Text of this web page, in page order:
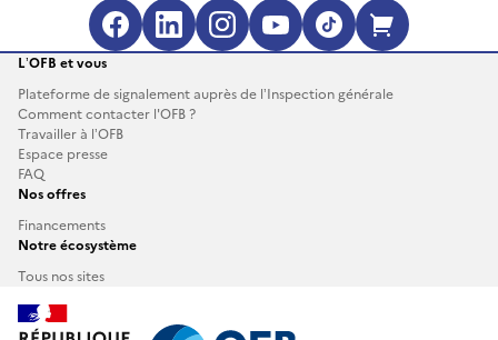
L’OFB et vous
Plateforme de signalement auprès de l’Inspection générale
Comment contacter l'OFB ?
Travailler à l’OFB
Espace presse
FAQ
Nos offres
Financements
Notre écosystème
Tous nos sites